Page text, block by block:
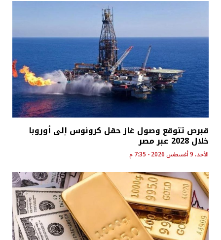
قبرص تتوقع وصول غاز حقل كرونوس إلى أوروبا
خلال 2028 عبر مصر
الأحد، 9 أغسطس 2026 - 7:35 م